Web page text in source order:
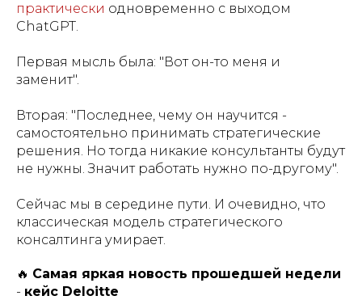
практически одновременно с выходом
ChatGPT.
Первая мысль была: "Вот он-то меня и
заменит".
Вторая: "Последнее, чему он научится -
самостоятельно принимать стратегические
решения. Но тогда никакие консультанты будут
не нужны. Значит работать нужно по-другому".
Сейчас мы в середине пути. И очевидно, что
классическая модель стратегического
консалтинга умирает.
🔥 Самая яркая новость прошедшей недели
- кейс Deloitte